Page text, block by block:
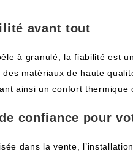
avant tout
à granulé, la fiabilité est
matériaux de haute
ainsi un confort thermique
confiance pour
dans la vente,